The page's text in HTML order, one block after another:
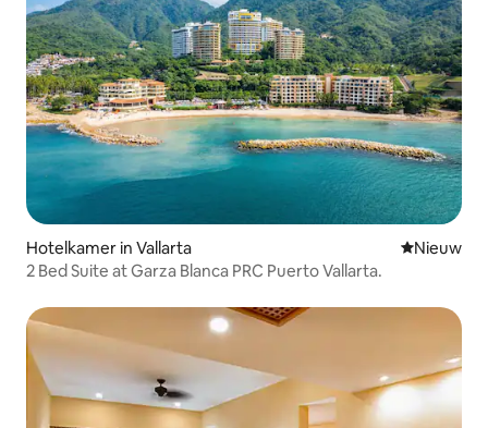
Hotelkamer in Vallarta Nieuwe
Nieuw
2 Bed Suite at Garza Blanca PRC Puerto Vallarta.